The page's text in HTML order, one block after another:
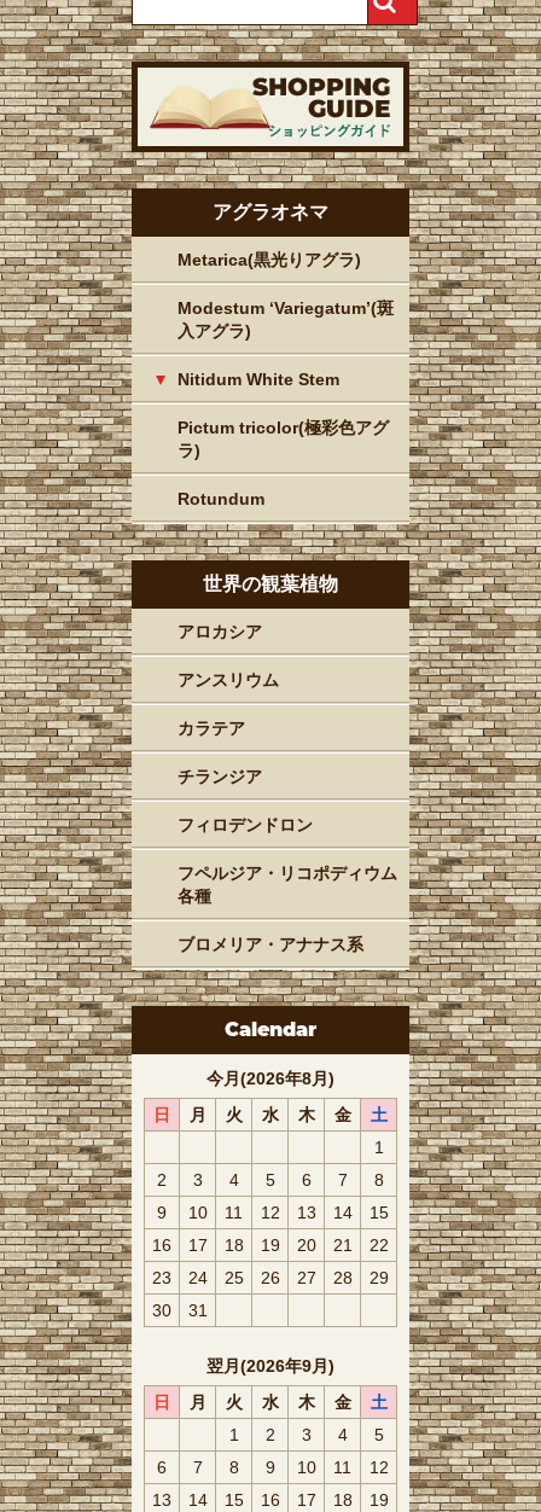
アグラオネマ
Metarica(黒光りアグラ)
Modestum ‘Variegatum’(斑
入アグラ)
Nitidum White Stem
Pictum tricolor(極彩色アグ
ラ)
Rotundum
世界の観葉植物
アロカシア
アンスリウム
カラテア
チランジア
フィロデンドロン
フペルジア・リコポディウム
各種
ブロメリア・アナナス系
Calendar
今月(2026年8月)
日
月 火 水 木 金
土
1
2
3 4 5 6 7
8
9
10 11 12 13 14
15
16
17 18 19 20 21
22
23
24 25 26 27 28
29
30
31
翌月(2026年9月)
日
月 火 水 木 金
土
1
2 3 4
5
6
7 8 9 10 11
12
13
14 15 16 17 18 19